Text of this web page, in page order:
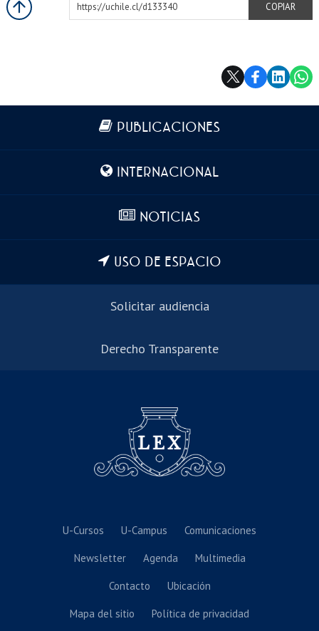
https://uchile.cl/d133340
COPIAR
Más información
PUBLICACIONES
INTERNACIONAL
NOTICIAS
USO DE ESPACIO
Solicitar audiencia
Derecho Transparente
U-Cursos U-Campus Comunicaciones
Newsletter Agenda Multimedia
Contacto Ubicación
Mapa del sitio Política de privacidad